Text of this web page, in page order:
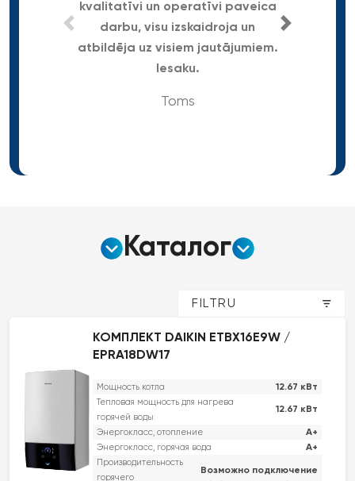
kvalitatīvi un operatīvi paveica
darbu, visu izskaidroja un
atbildēja uz visiem jautājumiem.
Iesaku.
Toms
Каталог
FILTRU
КОМПЛЕКТ DAIKIN ETBX16E9W /
EPRA18DW17
Мощность котла 12.67 кВт
Тепловая мощность для нагрева
горячей воды
12.67 кВт
Энергокласс, отопление A+
Энергокласс, горячая вода A+
Производительность
горячего
Возможно подключение